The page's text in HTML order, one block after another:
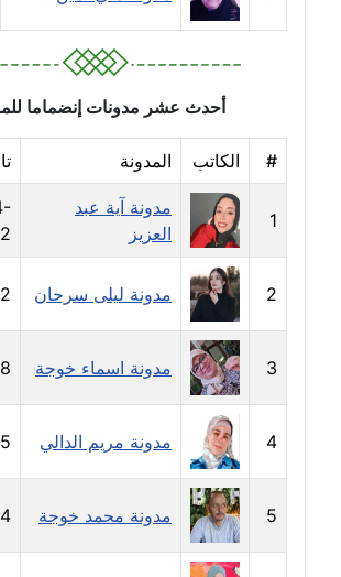
مدونة عبير محمد
مدونة عبير مصطفى
مدونة عزة الأمير
عاملة
مدونة عزة بركة
عاملة
مدونة عطا الله حسب الله
عاملة
مدونة عفاف حسين
عاملة
مدونة علا ابو السعادات
عاملة
أحدث عشر مدونات إنضماما
# الكاتب المدونة
1
مدونة آية عبد
العزيز
2 مدونة ليلى سرحان
3 مدونة اسماء خوجة
4 مدونة مريم الدالي
5 مدونة محمد خوجة